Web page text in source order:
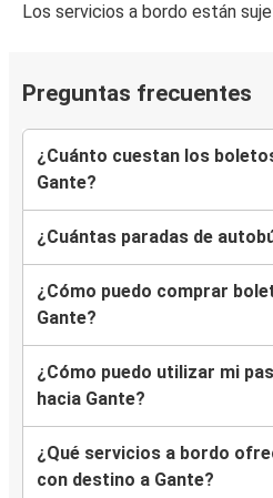
Los servicios a bordo están
Preguntas frecuentes
¿Cuánto cuestan los
Gante?
¿Cuántas paradas de
¿Cómo puedo comprar
Gante?
¿Cómo puedo utilizar mi
hacia Gante?
¿Qué servicios a bordo
con destino a Gante?